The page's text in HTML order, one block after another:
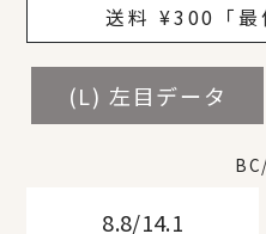
送料 ¥300「最
(L) 左目データ
8.8/14.1
(L) 左目データ
8.8/14.1
(L) 左目データ
8.8/14.1
(L) 左目データ
8.8/14.1
(L) 左目データ
8.8/14.1
(L) 左目データ
8.8/14.1
(L) 左目データ
8.8/14.1